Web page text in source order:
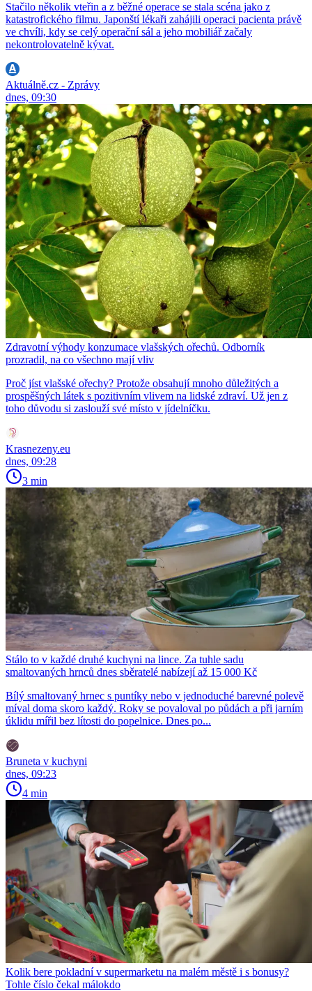
Stačilo několik vteřin a z běžné operace se stala scéna jako z
katastrofického filmu. Japonští lékaři zahájili operaci pacienta právě
ve chvíli, kdy se celý operační sál a jeho mobiliář začaly
nekontrolovatelně kývat.
Aktuálně.cz - Zprávy
dnes, 09:30
Zdravotní výhody konzumace vlašských ořechů. Odborník
prozradil, na co všechno mají vliv
Proč jíst vlašské ořechy? Protože obsahují mnoho důležitých a
prospěšných látek s pozitivním vlivem na lidské zdraví. Už jen z
toho důvodu si zaslouží své místo v jídelníčku.
Krasnezeny.eu
dnes, 09:28
3 min
Stálo to v každé druhé kuchyni na lince. Za tuhle sadu
smaltovaných hrnců dnes sběratelé nabízejí až 15 000 Kč
Bílý smaltovaný hrnec s puntíky nebo v jednoduché barevné polevě
míval doma skoro každý. Roky se povaloval po půdách a při jarním
úklidu mířil bez lítosti do popelnice. Dnes po...
Bruneta v kuchyni
dnes, 09:23
4 min
Kolik bere pokladní v supermarketu na malém městě i s bonusy?
Tohle číslo čekal málokdo